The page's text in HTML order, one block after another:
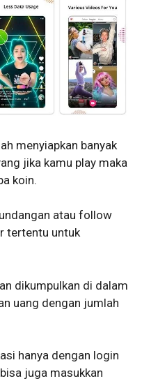
menyiapkan banyak
jika kamu play maka
koin.
atau follow
tertentu untuk
dikumpulkan di dalam
uang dengan jumlah
hanya dengan login
juga masukkan